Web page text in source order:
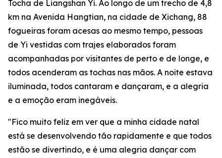
Tocha de Liangshan Yi. Ao longo de um trecho de 4,8
km na Avenida Hangtian, na cidade de Xichang, 88
fogueiras foram acesas ao mesmo tempo, pessoas
de Yi vestidas com trajes elaborados foram
acompanhadas por visitantes de perto e de longe, e
todos acenderam as tochas nas mãos. A noite estava
iluminada, todos cantaram e dançaram, e a alegria
e a emoção eram inegáveis.
"Fico muito feliz em ver que a minha cidade natal
está se desenvolvendo tão rapidamente e que todos
estão se divertindo, e é uma alegria dançar com